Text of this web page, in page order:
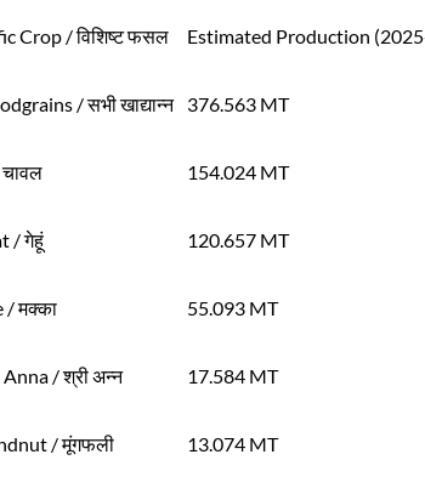
Crop / विशिष्ट फसल Estimated Production
/ सभी खाद्यान्न 376.563 MT
154.024 MT
/ गेहूं 120.657 MT
/ मक्का 55.093 MT
/ श्री अन्न 17.584 MT
/ मूंगफली 13.074 MT